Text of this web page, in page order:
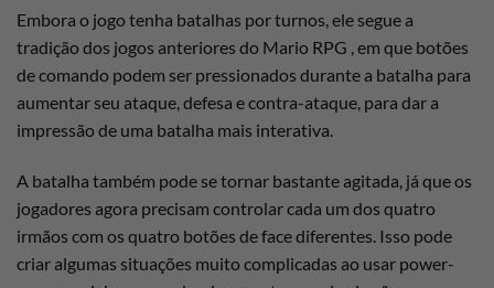
Embora o jogo tenha batalhas por turnos, ele segue a
tradição dos jogos anteriores do Mario RPG , em que botões
de comando podem ser pressionados durante a batalha para
aumentar seu ataque, defesa e contra-ataque, para dar a
impressão de uma batalha mais interativa.
A batalha também pode se tornar bastante agitada, já que os
jogadores agora precisam controlar cada um dos quatro
irmãos com os quatro botões de face diferentes. Isso pode
criar algumas situações muito complicadas ao usar power-